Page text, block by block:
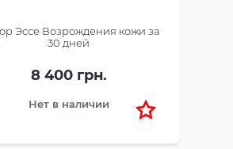
Эссе Возрождения кожи за
30 дней
8 400 грн.
Нет в наличии